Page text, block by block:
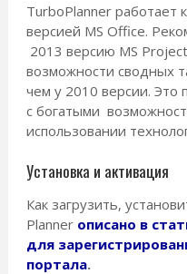
TurboPlanner работает
версией MS Office.
2013 версию MS
возможности сводных
чем у 2010 версии. Это
с богатыми
использовании
Установка и активация
Как загрузить,
Planner описано в
для
портала.